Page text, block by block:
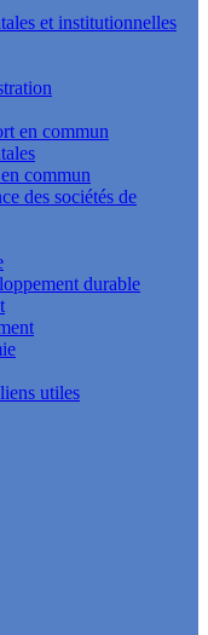
et institutionnelles
en commun
commun
des sociétés de
durable
utiles